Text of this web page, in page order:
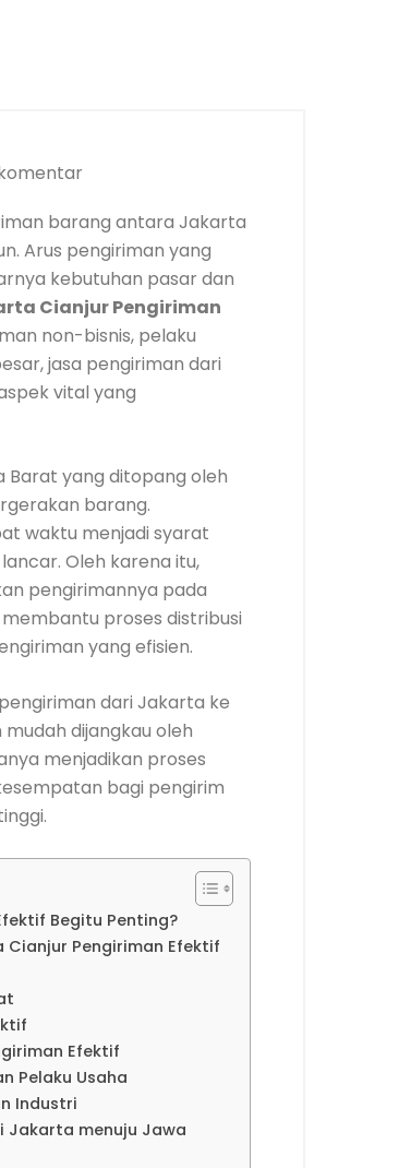
barang antara Jakarta
Arus pengiriman yang
kebutuhan pasar dan
Cianjur Pengiriman
non-bisnis, pelaku
jasa pengiriman dari
vital yang
Barat yang ditopang oleh
barang.
waktu menjadi syarat
Oleh karena itu,
pengirimannya pada
proses distribusi
yang efisien.
dari Jakarta ke
dijangkau oleh
menjadikan proses
bagi pengirim
Begitu Penting?
Pengiriman Efektif
Efektif
Pelaku Usaha
Industri
Jakarta menuju Jawa